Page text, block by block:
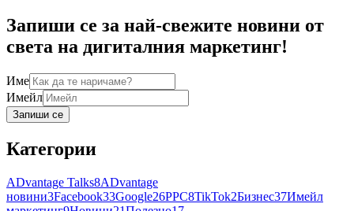
Запиши се за най-свежите новини от
света на дигиталния маркетинг!
Име
Имейл
Запиши се
Категории
ADvantage Talks8ADvantage
новини3Facebook33Google26PPC8TikTok2Бизнес37Имейл